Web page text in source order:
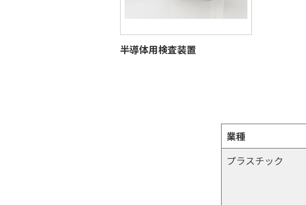
半導体用検査装置
業種
プラスチック